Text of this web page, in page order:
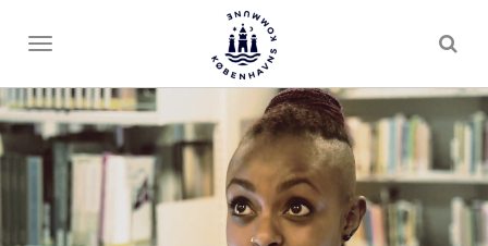
Toggle